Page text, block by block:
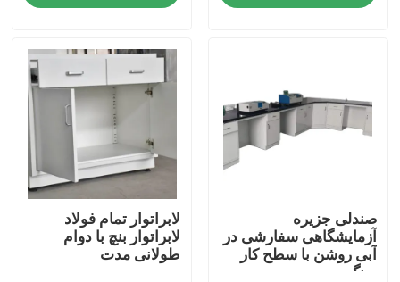
نیمکت جزیره آزمایشگاهی
نیمکت دیواری آزمایشگاه
نیمکت تعادل آزمایشگاهی
صندلی جزیره
آزمایشگاهی سفارشی در
آبی روشن با سطح کار
سنگ مرمر
لابراتوار تمام فولاد
لابراتوار بنچ با دوام
طولانی مدت